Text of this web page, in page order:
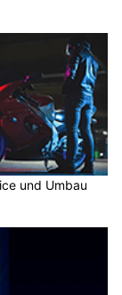
und Umbau